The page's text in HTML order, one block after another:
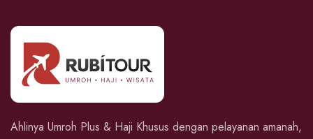
Ahlinya Umroh Plus & Haji Khusus dengan pelayanan amanah,